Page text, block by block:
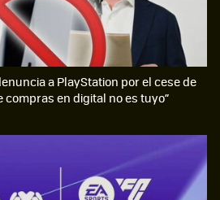
a PlayStation por el cese de
compras en digital no es tuyo”